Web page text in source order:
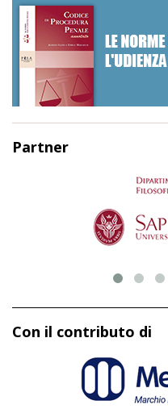
Partner
Con il contributo di